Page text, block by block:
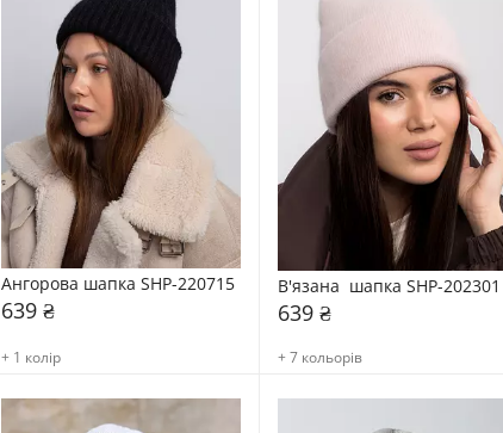
Ангорова шапка SHP-220715
639 ₴
+ 1 колір
В'язана  шапка SHP-202301
639 ₴
+ 7 кольорів